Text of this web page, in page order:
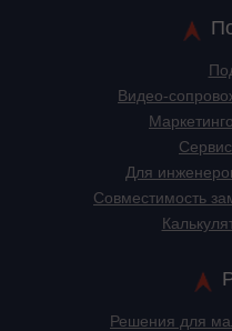
Видео-
Для
Cовместимость
Решения для